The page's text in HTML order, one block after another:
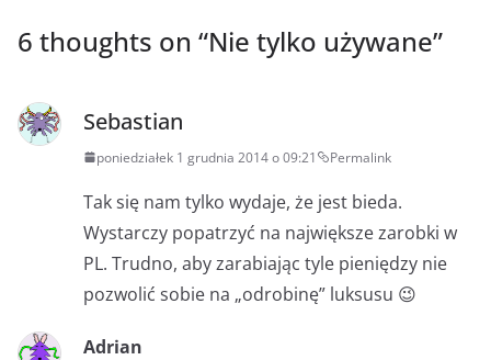
6 thoughts on “Nie tylko używane”
Sebastian
poniedziałek 1 grudnia 2014 o 09:21 Permalink
Tak się nam tylko wydaje, że jest bieda.
Wystarczy popatrzyć na największe zarobki w
PL. Trudno, aby zarabiając tyle pieniędzy nie
pozwolić sobie na „odrobinę” luksusu 😉
Adrian